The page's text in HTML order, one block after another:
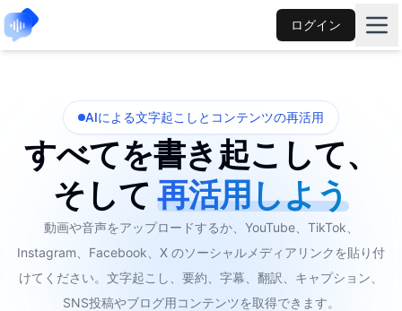
ログイン
AIによる文字起こしとコンテンツの再活用
すべてを書き起こして、
そして 再活用しよう
動画や音声をアップロードするか、YouTube、TikTok、
Instagram、Facebook、X のソーシャルメディアリンクを貼り付
けてください。文字起こし、要約、字幕、翻訳、キャプション、
SNS投稿やブログ用コンテンツを取得できます。